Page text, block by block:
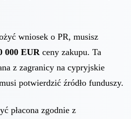
wniosek o PR, musisz
000 EUR ceny zakupu. Ta
z zagranicy na cypryjskie
potwierdzić źródło funduszy.
płacona zgodnie z